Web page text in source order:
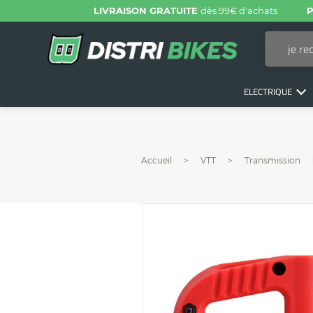
LIVRAISON GRATUITEdès 99€ d'achats
ELECTRIQUE
Accueil VTT Transmission